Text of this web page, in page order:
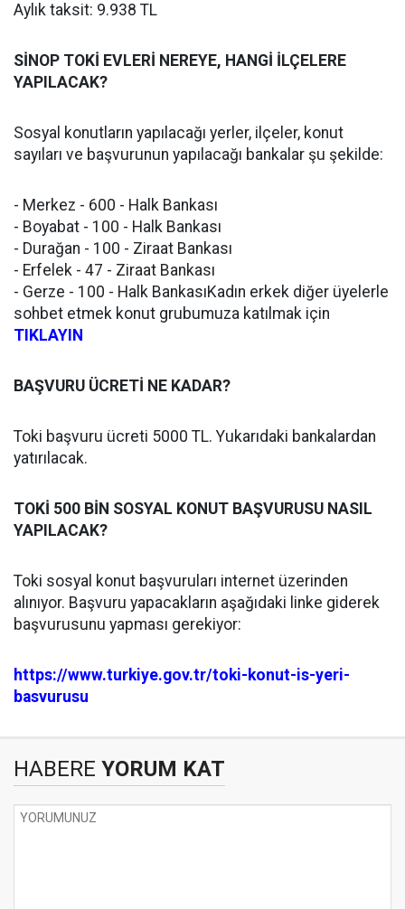
Aylık taksit: 9.938 TL
SİNOP TOKİ EVLERİ NEREYE, HANGİ İLÇELERE
YAPILACAK?
Sosyal konutların yapılacağı yerler, ilçeler, konut
sayıları ve başvurunun yapılacağı bankalar şu şekilde:
- Merkez - 600 - Halk Bankası
- Boyabat - 100 - Halk Bankası
- Durağan - 100 - Ziraat Bankası
- Erfelek - 47 - Ziraat Bankası
- Gerze - 100 - Halk BankasıKadın erkek diğer üyelerle
sohbet etmek konut grubumuza katılmak için
TIKLAYIN
BAŞVURU ÜCRETİ NE KADAR?
Toki başvuru ücreti 5000 TL. Yukarıdaki bankalardan
yatırılacak.
TOKİ 500 BİN SOSYAL KONUT BAŞVURUSU NASIL
YAPILACAK?
Toki sosyal konut başvuruları internet üzerinden
alınıyor. Başvuru yapacakların aşağıdaki linke giderek
başvurusunu yapması gerekiyor:
https://www.turkiye.gov.tr/toki-konut-is-yeri-
basvurusu
HABERE YORUM KAT